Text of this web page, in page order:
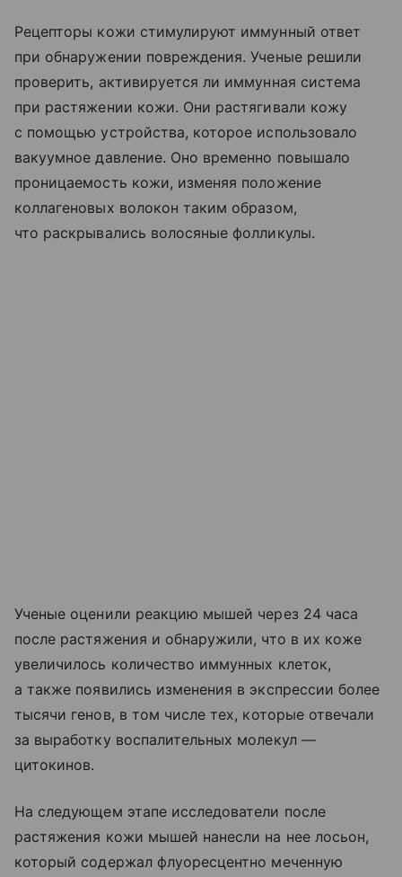
Рецепторы кожи стимулируют иммунный ответ
при обнаружении повреждения. Ученые решили
проверить, активируется ли иммунная система
при растяжении кожи. Они растягивали кожу
с помощью устройства, которое использовало
вакуумное давление. Оно временно повышало
проницаемость кожи, изменяя положение
коллагеновых волокон таким образом,
что раскрывались волосяные фолликулы.
Ученые оценили реакцию мышей через 24 часа
после растяжения и обнаружили, что в их коже
увеличилось количество иммунных клеток,
а также появились изменения в экспрессии более
тысячи генов, в том числе тех, которые отвечали
за выработку воспалительных молекул —
цитокинов.
На следующем этапе исследователи после
растяжения кожи мышей нанесли на нее лосьон,
который содержал флуоресцентно меченную